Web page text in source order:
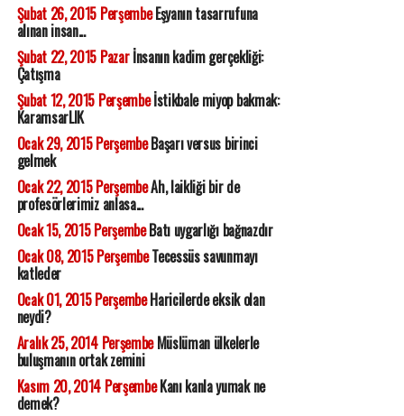
Şubat 26, 2015 PerşembeEşyanın tasarrufuna
alınan insan...
Şubat 22, 2015 Pazarİnsanın kadim gerçekliği:
Çatışma
Şubat 12, 2015 Perşembeİstikbale miyop bakmak:
KaramsarLIK
Ocak 29, 2015 PerşembeBaşarı versus birinci
gelmek
Ocak 22, 2015 PerşembeAh, laikliği bir de
profesörlerimiz anlasa...
Ocak 15, 2015 PerşembeBatı uygarlığı bağnazdır
Ocak 08, 2015 PerşembeTecessüs savunmayı
katleder
Ocak 01, 2015 PerşembeHaricilerde eksik olan
neydi?
Aralık 25, 2014 PerşembeMüslüman ülkelerle
buluşmanın ortak zemini
Kasım 20, 2014 PerşembeKanı kanla yumak ne
demek?